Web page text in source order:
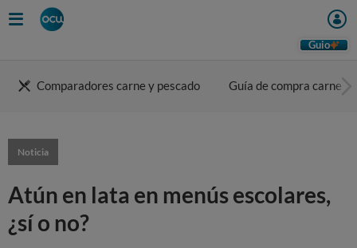
Guio
Comparadores carne y pescado Guía de compra carne
Noticia
Atún en lata en menús escolares,
¿sí o no?